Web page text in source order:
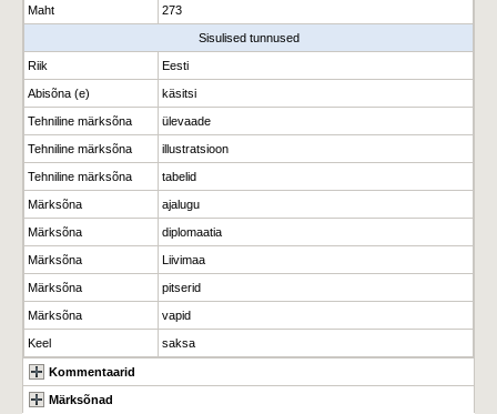
Maht 273
Sisulised tunnused
Riik Eesti
Abisõna (e) käsitsi
Tehniline märksõna ülevaade
Tehniline märksõna illustratsioon
Tehniline märksõna tabelid
Märksõna ajalugu
Märksõna diplomaatia
Märksõna Liivimaa
Märksõna pitserid
Märksõna vapid
Keel saksa
Kommentaarid
Märksõnad